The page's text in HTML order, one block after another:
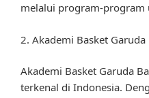
melalui program-program
2. Akademi Basket
Akademi Basket Garuda
terkenal di Indonesia.